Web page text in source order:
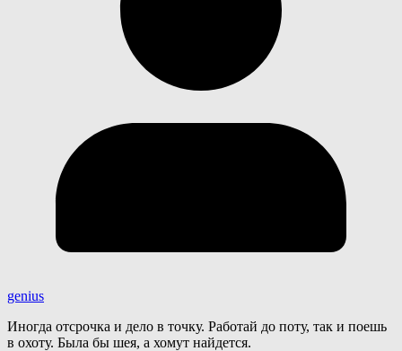
genius
Иногда отсрочка и дело в точку. Работай до поту, так и поешь
в охоту. Была бы шея, а хомут найдется.